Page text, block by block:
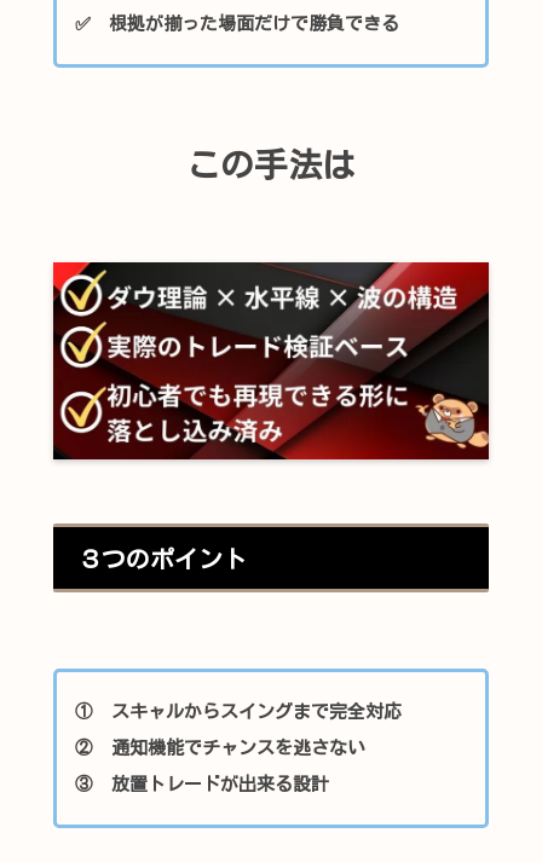
✅ 根拠が揃った場面だけで勝負できる
この手法は
３つのポイント
① スキャルからスイングまで完全対応
② 通知機能でチャンスを逃さない
③ 放置トレードが出来る設計